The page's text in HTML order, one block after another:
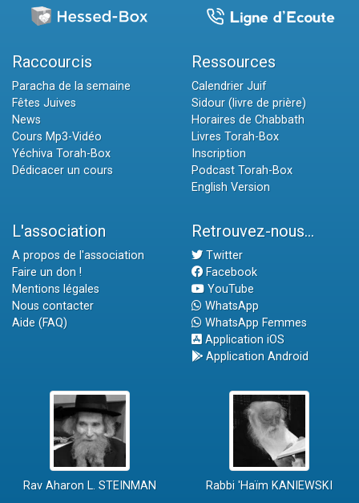
Raccourcis
Paracha de la semaine
Fêtes Juives
News
Cours Mp3-Vidéo
Yéchiva Torah-Box
Dédicacer un cours
Ressources
Calendrier Juif
Sidour (livre de prière)
Horaires de Chabbath
Livres Torah-Box
Inscription
Podcast Torah-Box
English Version
L'association
A propos de l'association
Faire un don !
Mentions légales
Nous contacter
Aide (FAQ)
Retrouvez-nous...
Twitter
Facebook
YouTube
WhatsApp
WhatsApp Femmes
Application iOS
Application Android
Rav Aharon L. STEINMAN Rabbi 'Haïm KANIEWSKI